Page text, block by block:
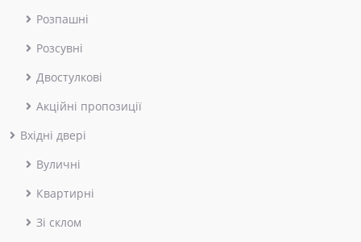
Розпашні
Розсувні
Двостулкові
Акційні пропозиції
Вхідні двері
Вуличні
Квартирні
Зі склом